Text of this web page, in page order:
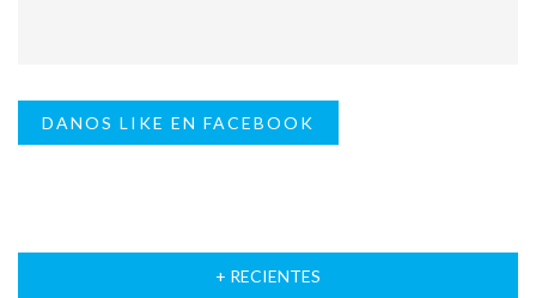
DANOS LIKE EN FACEBOOK
+ RECIENTES